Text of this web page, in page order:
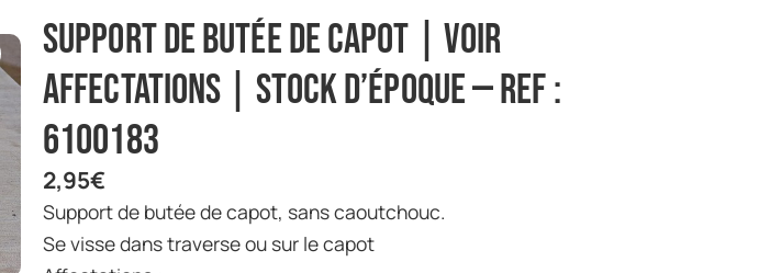
Support de butée de capot | Voir
affectations | Stock d’époque — Ref :
6100183
2,95€
Support de butée de capot, sans caoutchouc.
Se visse dans traverse ou sur le capot